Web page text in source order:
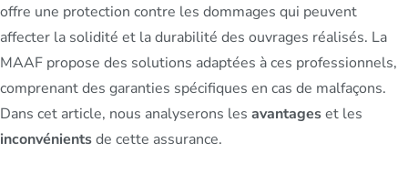
offre une protection contre les dommages qui peuvent
affecter la solidité et la durabilité des ouvrages réalisés. La
MAAF propose des solutions adaptées à ces professionnels,
comprenant des garanties spécifiques en cas de malfaçons.
Dans cet article, nous analyserons les avantageset les
inconvénientsde cette assurance.